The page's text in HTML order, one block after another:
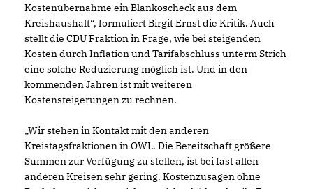
Kostenübernahme ein Blankoscheck aus dem
Kreishaushalt“, formuliert Birgit Ernst die Kritik. Auch
stellt die CDU Fraktion in Frage, wie bei steigenden
Kosten durch Inflation und Tarifabschluss unterm Strich
eine solche Reduzierung möglich ist. Und in den
kommenden Jahren ist mit weiteren
Kostensteigerungen zu rechnen.
Wir stehen in Kontakt mit den anderen
Kreistagsfraktionen in OWL. Die Bereitschaft größere
Summen zur Verfügung zu stellen, ist bei fast allen
anderen Kreisen sehr gering. Kostenzusagen ohne